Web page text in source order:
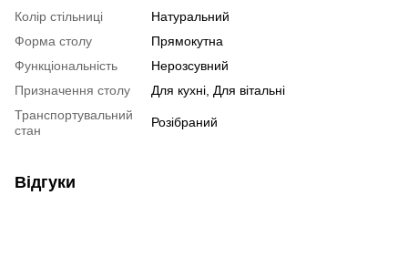
Колір стільниці
Натуральний
Форма столу
Прямокутна
Функціональність
Нерозсувний
Призначення столу
Для кухні, Для вітальні
Транспортувальний
стан
Розібраний
Відгуки